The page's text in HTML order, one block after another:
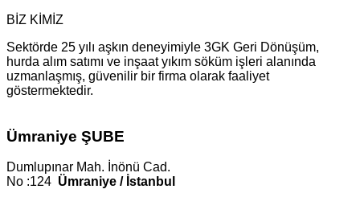
BİZ KİMİZ
Sektörde 25 yılı aşkın deneyimiyle 3GK Geri Dönüşüm,
hurda alım satımı ve inşaat yıkım söküm işleri alanında
uzmanlaşmış, güvenilir bir firma olarak faaliyet
göstermektedir.
Ümraniye ŞUBE
Dumlupınar Mah. İnönü Cad.
No :124 Ümraniye / İstanbul